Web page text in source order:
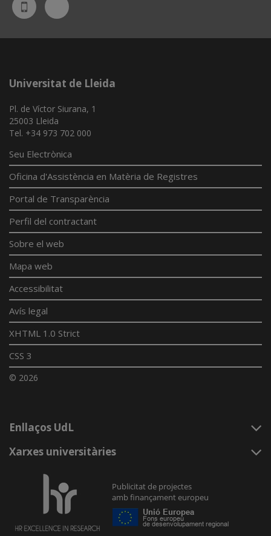
UdL
App
Bluesky
Universitat de Lleida
Pl. de Víctor Siurana, 1
25003 Lleida
Tel. +34 973 702 000
Seu Electrònica
Oficina d'Assistència en Matèria de Registres
Portal de Transparència
Perfil del contractant
Sobre el web
Mapa web
Accessibilitat
Avís legal
XHTML 1.0 Strict
CSS 3
© 2026
Enllaços UdL
Xarxes universitàries